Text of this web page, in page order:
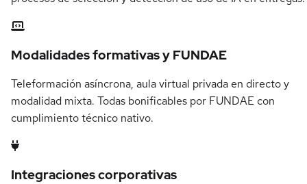
Modalidades formativas y FUNDAE
Teleformación asíncrona, aula virtual privada en directo y
modalidad mixta. Todas bonificables por FUNDAE con
cumplimiento técnico nativo.
Integraciones corporativas